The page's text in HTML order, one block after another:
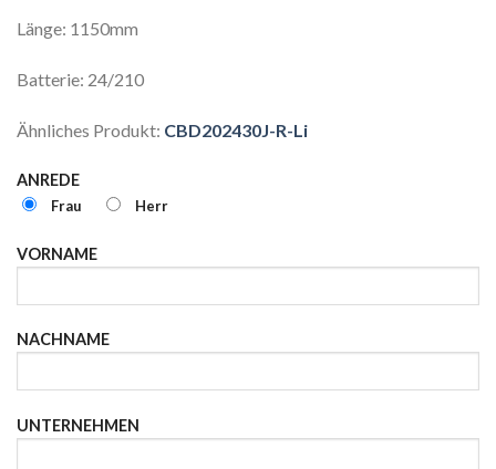
Länge: 1150mm
Batterie: 24/210
Ähnliches Produkt: CBD202430J-R-Li
ANREDE
Frau Herr
VORNAME
NACHNAME
UNTERNEHMEN